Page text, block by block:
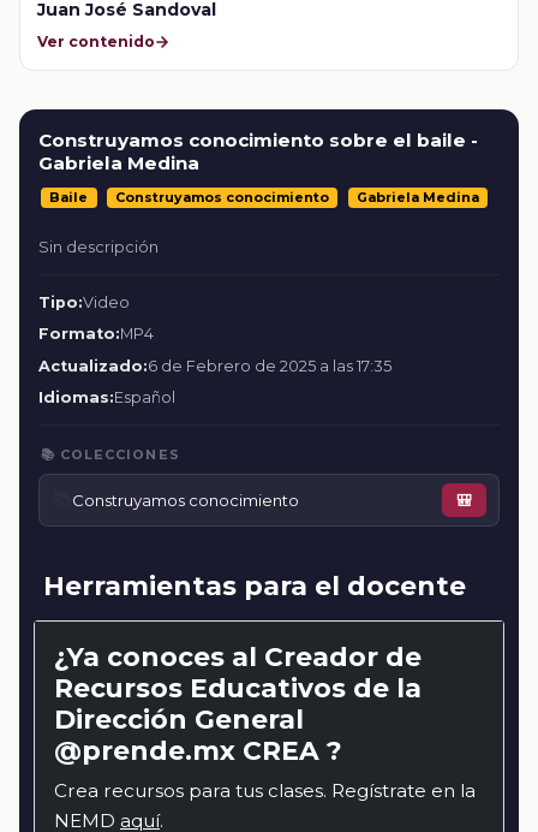
Juan José Sandoval
Ver contenido
Construyamos conocimiento sobre el baile -
Gabriela Medina
Baile Construyamos conocimiento Gabriela Medina
Sin descripción
Tipo:Video
Formato:MP4
Actualizado:6 de Febrero de 2025 a las 17:35
Idiomas:Español
📚 COLECCIONES
Construyamos conocimiento 🎒
Herramientas para el docente
¿Ya conoces al Creador de
Recursos Educativos de la
Dirección General
@prende.mx CREA ?
Crea recursos para tus clases. Regístrate en la
NEMD aquí.